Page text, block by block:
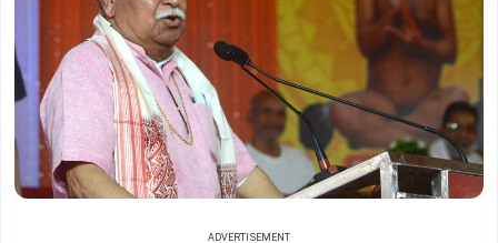
ADVERTISEMENT